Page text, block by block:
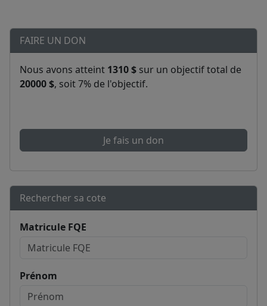
FAIRE UN DON
Nous avons atteint 1310 $ sur un objectif total de
20000 $, soit 7% de l'objectif.
Je fais un don
Rechercher sa cote
Matricule FQE
Prénom